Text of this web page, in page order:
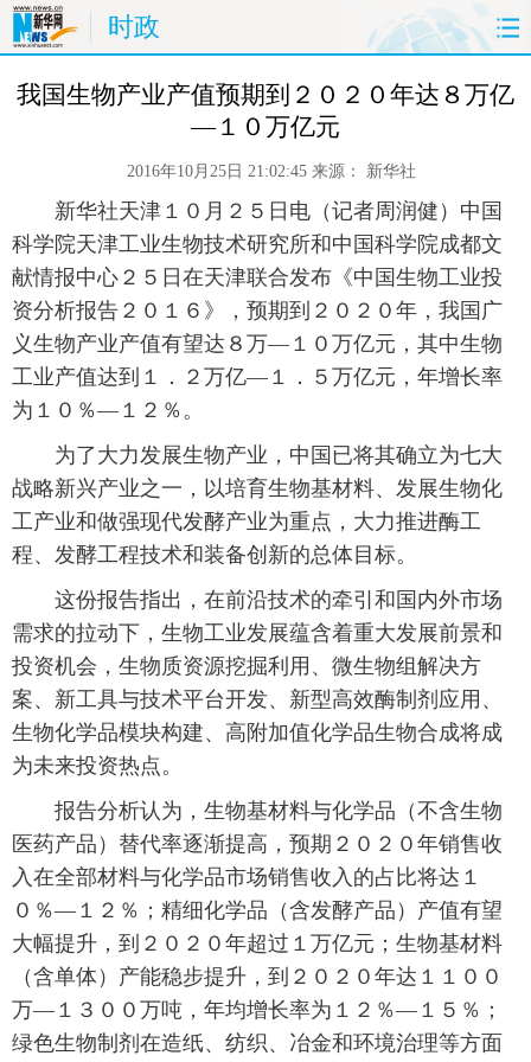
时政
首页 时政 国际 财经
时尚 思客 地方 法治
港澳 台湾 华人 汽车
科技 能源 公司
图片 视频 彩票 食品
旅游 健康 信息化 数据
金融 公益 军事 无人机
富媒体 摄影 新华广播
新华电视中文 新华电视英文 返回PC
我国生物产业产值预期到２０２０年达８万亿
—１０万亿元
2016年10月25日 21:02:45 来源： 新华社
新华社天津１０月２５日电（记者周润健）中国
科学院天津工业生物技术研究所和中国科学院成都文
献情报中心２５日在天津联合发布《中国生物工业投
资分析报告２０１６》，预期到２０２０年，我国广
义生物产业产值有望达８万—１０万亿元，其中生物
工业产值达到１．２万亿—１．５万亿元，年增长率
为１０％—１２％。
为了大力发展生物产业，中国已将其确立为七大
战略新兴产业之一，以培育生物基材料、发展生物化
工产业和做强现代发酵产业为重点，大力推进酶工
程、发酵工程技术和装备创新的总体目标。
这份报告指出，在前沿技术的牵引和国内外市场
需求的拉动下，生物工业发展蕴含着重大发展前景和
投资机会，生物质资源挖掘利用、微生物组解决方
案、新工具与技术平台开发、新型高效酶制剂应用、
生物化学品模块构建、高附加值化学品生物合成将成
为未来投资热点。
报告分析认为，生物基材料与化学品（不含生物
医药产品）替代率逐渐提高，预期２０２０年销售收
入在全部材料与化学品市场销售收入的占比将达１
０％—１２％；精细化学品（含发酵产品）产值有望
大幅提升，到２０２０年超过１万亿元；生物基材料
（含单体）产能稳步提升，到２０２０年达１１００
万—１３００万吨，年均增长率为１２％—１５％；
绿色生物制剂在造纸、纺织、冶金和环境治理等方面